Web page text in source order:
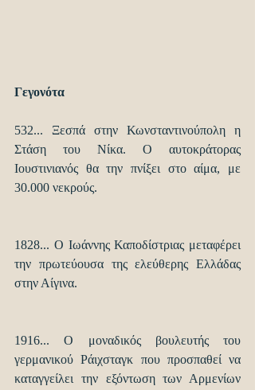
Γεγονότα
532... Ξεσπά στην Κωνσταντινούπολη η
Στάση του Νίκα. Ο αυτοκράτορας
Ιουστινιανός θα την πνίξει στο αίμα, με
30.000 νεκρούς.
1828... Ο Ιωάννης Καποδίστριας μεταφέρει
την πρωτεύουσα της ελεύθερης Ελλάδας
στην Αίγινα.
1916... Ο μοναδικός βουλευτής του
γερμανικού Ράιχσταγκ που προσπαθεί να
καταγγείλει την εξόντωση των Αρμενίων